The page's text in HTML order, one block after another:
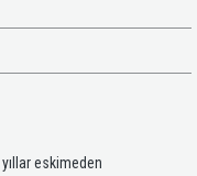
eskimeden